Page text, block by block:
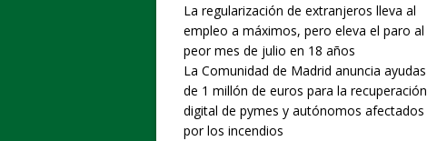
La regularización de extranjeros lleva al
empleo a máximos, pero eleva el paro al
peor mes de julio en 18 años
La Comunidad de Madrid anuncia ayudas
de 1 millón de euros para la recuperación
digital de pymes y autónomos afectados
por los incendios